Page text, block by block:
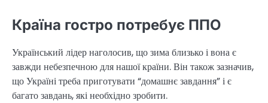
Країна гостро потребує ППО
Український лідер наголосив, що зима близько і вона є
завжди небезпечною для нашої країни. Він також зазначив,
що Україні треба приготувати “домашнє завдання” і є
багато завдань, які необхідно зробити.